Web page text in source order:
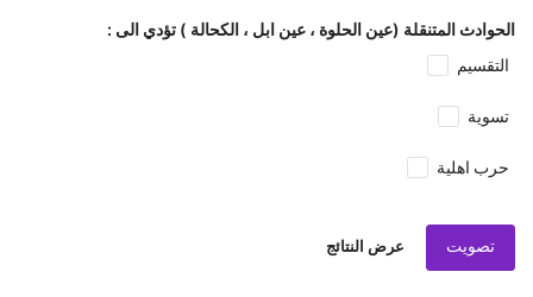
الحوادث المتنقلة (عين الحلوة ، عين ابل ، الكحالة ) تؤدي الى :
التقسيم
تسوية
حرب اهلية
تصويت عرض النتائج